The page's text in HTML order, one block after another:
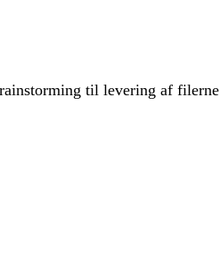
til levering af filerne